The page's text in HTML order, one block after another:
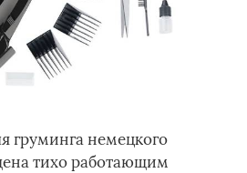
груминга немецкого
тихо работающим